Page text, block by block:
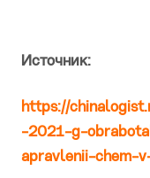
Источник:
https://
-2021-g-
apravlenii-chem-